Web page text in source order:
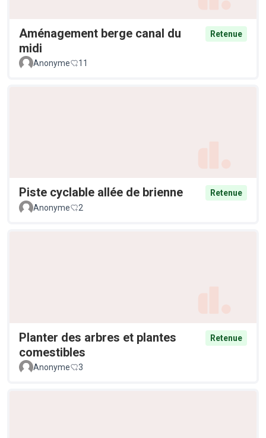
Aménagement berge canal du
midi
Retenue
Anonyme 11
Piste cyclable allée de brienne
Retenue
Anonyme
2
Planter des arbres et plantes
comestibles
Retenue
Anonyme 3